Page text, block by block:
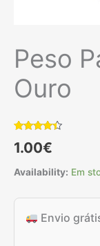
Peso
Ouro
com4.17
base em
classificações
1.00€
Availability: Em
Envio